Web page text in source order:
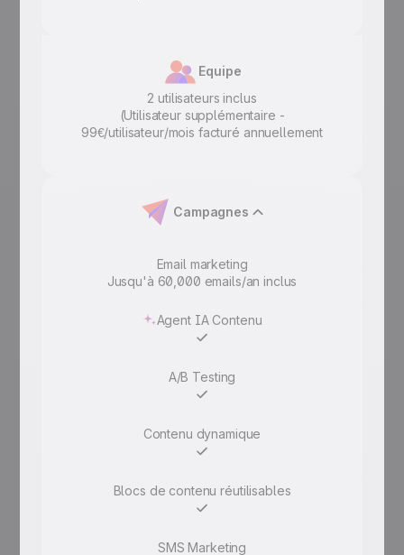
Equipe
2 utilisateurs inclus
(Utilisateur supplémentaire -
99€/utilisateur/mois facturé annuellement
Campagnes
Email marketing
Jusqu'à 60,000 emails/an inclus
Agent IA Contenu
A/B Testing
Contenu dynamique
Blocs de contenu réutilisables
SMS Marketing